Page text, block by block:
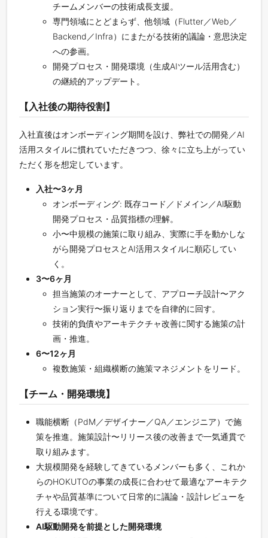
チームメンバーの技術成長支援。
専門領域にとどまらず、他領域（Flutter／Web／
Backend／Infra）にまたがる技術的議論・意思決定
への参画。
開発プロセス・開発環境（生成AIツール活用含む）
の継続的アップデート。
【入社後の期待役割】
入社直後はオンボーディング期間を設け、弊社での開発／AI
活用スタイルに慣れていただきつつ、徐々に立ち上がってい
ただく形を想定しています。
入社〜3ヶ月
オンボーディング: 既存コード／ドメイン／AI駆動
開発プロセス・品質指標の理解。
小〜中規模の施策に取り組み、実際に手を動かしな
がら開発プロセスとAI活用スタイルに順応してい
く。
3〜6ヶ月
担当施策のオーナーとして、アプローチ設計〜アク
ション実行〜振り返りまでを自律的に回す。
技術的負債やアーキテクチャ改善に関する施策の計
画・推進。
6〜12ヶ月
複数施策・組織横断の施策マネジメントをリード。
【チーム・開発環境】
職能横断（PdM／デザイナー／QA／エンジニア）で施
策を推進。施策設計〜リリース後の改善まで一気通貫で
取り組みます。
大規模開発を経験してきているメンバーも多く、これか
らのHOKUTOの事業の成長に合わせて最適なアーキテク
チャや品質基準について日常的に議論・設計レビューを
行える環境です。
AI駆動開発を前提とした開発環境